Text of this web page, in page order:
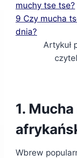
muchy tse tse?
9 Czy mucha
dnia?
Artykuł
1.
Wbrew